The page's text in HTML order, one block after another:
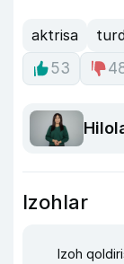
aktrisa
53
Izohlar
Izoh